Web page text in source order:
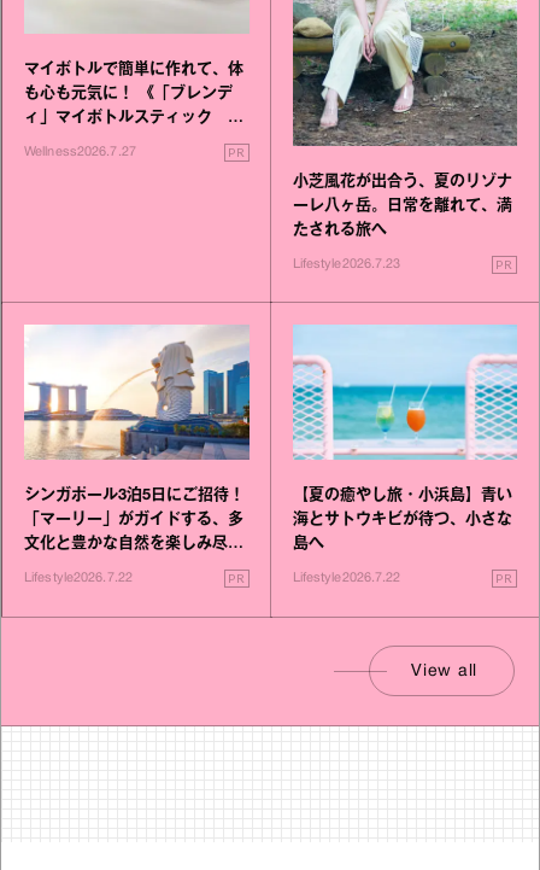
マイボトルで簡単に作れて、体
も心も元気に！ 《「ブレンデ
ィ」マイボトルスティック い
いこと毎日》シリーズが誕生
Wellness2026.7.27 PR
小芝風花が出合う、夏のリゾナ
ーレ八ヶ岳。日常を離れて、満
たされる旅へ
Lifestyle2026.7.23 PR
シンガポール3泊5日にご招待！
「マーリー」がガイドする、多
文化と豊かな自然を楽しみ尽く
Lifestyle2026.7.22 PR
【夏の癒やし旅・小浜島】青い
海とサトウキビが待つ、小さな
島へ
Lifestyle2026.7.22 PR
View all